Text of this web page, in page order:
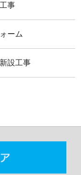
事
ーム
設工事